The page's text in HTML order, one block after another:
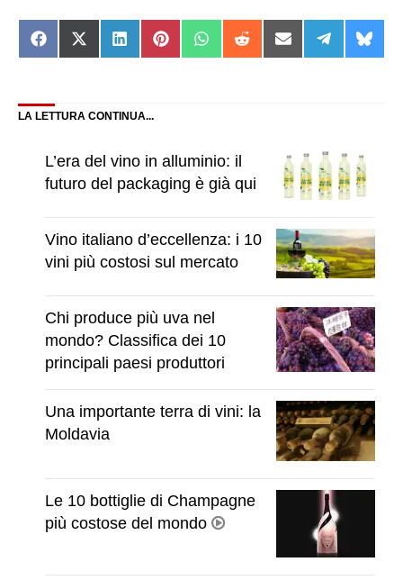
Share
on
Share
on
Share
on
Share
on
Share
on
Share
on
Share
on
Share
on
on
LA LETTURA CONTINUA...
L’era del vino in alluminio: il
futuro del packaging è già qui
Vino italiano d’eccellenza: i 10
vini più costosi sul mercato
Chi produce più uva nel
mondo? Classifica dei 10
principali paesi produttori
Una importante terra di vini: la
Moldavia
Le 10 bottiglie di Champagne
più costose del mondo